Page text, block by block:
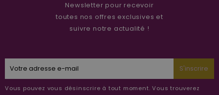
Newsletter pour recevoir
toutes nos offres exclusives et
suivre notre actualité !
S'inscrire
Vous pouvez vous désinscrire à tout moment. Vous trouverez